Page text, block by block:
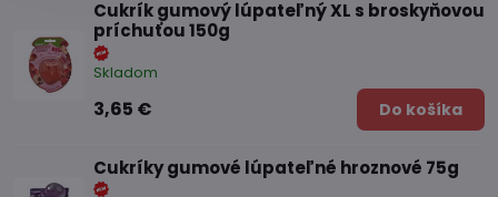
Cukrík gumový lúpateľný XL s broskyňovou
príchuťou 150g
Skladom
3,65 € Do košíka
Cukríky gumové lúpateľné hroznové 75g